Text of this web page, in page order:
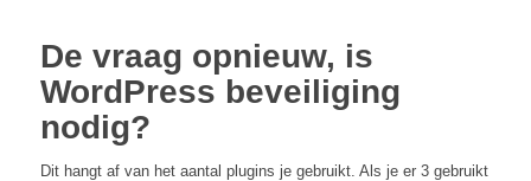
De vraag opnieuw, is
WordPress beveiliging
nodig?
Dit hangt af van het aantal plugins je gebruikt. Als je er 3 gebruikt